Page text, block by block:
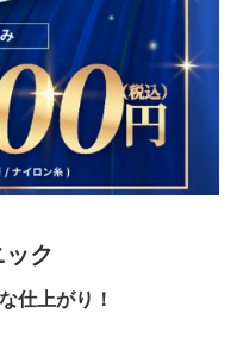
ク
仕上がり！